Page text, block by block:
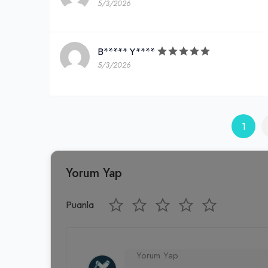
5/3/2026
B***** Y****
5/3/2026
1
Yorum Yap
Puanla